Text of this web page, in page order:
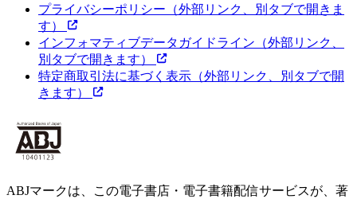
プライバシーポリシー （外部リンク、別タブで開きま
す）
インフォマティブデータガイドライン （外部リンク、
別タブで開きます）
特定商取引法に基づく表示 （外部リンク、別タブで開
きます）
ABJマークは、この電子書店・電子書籍配信サービスが、著